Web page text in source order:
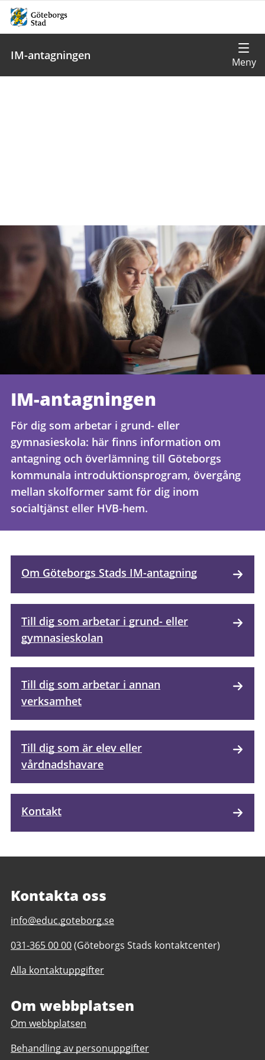
IM-antagningen
IM-antagningen
För dig som arbetar i grund- eller
gymnasieskola: här finns information om
antagning och överlämning till Göteborgs
kommunala introduktionsprogram, övergång
mellan skolformer samt för dig inom
socialtjänst eller HVB-hem.
Om Göteborgs Stads IM-antagning
Till dig som arbetar i grund- eller
gymnasieskolan
Till dig som arbetar i annan
verksamhet
Till dig som är elev eller
vårdnadshavare
Kontakt
Kontakta oss
E-
till
Utbildningsförvaltningen
info@educ.goteborg.se
Telefonnummer
Utbildningsförvaltningen
031-365 00 00(Göteborgs Stads kontaktcenter)
Alla kontaktuppgifter
Om webbplatsen
Om webbplatsen
Behandling av personuppgifter